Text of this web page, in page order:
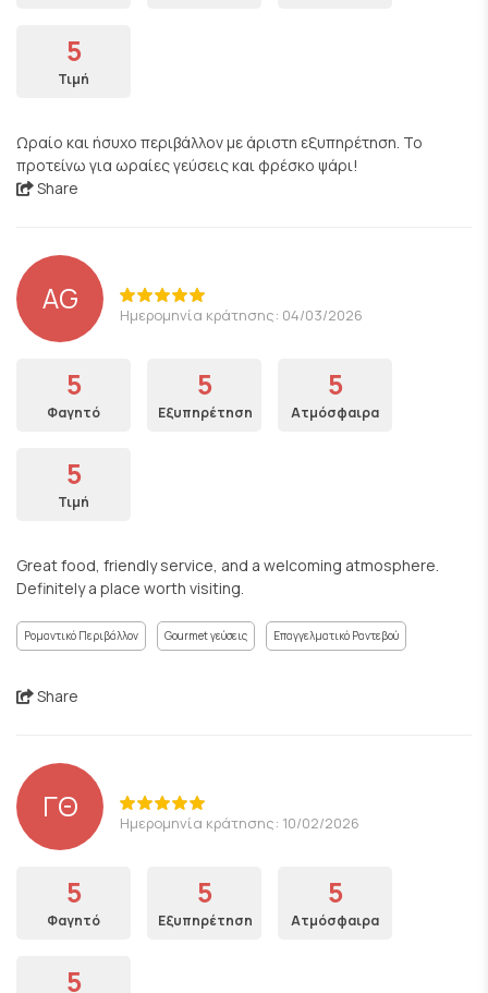
5
Τιμή
Ωραίο και ήσυχο περιβάλλον με άριστη εξυπηρέτηση. Το
προτείνω για ωραίες γεύσεις και φρέσκο ψάρι!
Share
AG Ημερομηνία κράτησης: 04/03/2026
5
Φαγητό
5
Εξυπηρέτηση
5
Ατμόσφαιρα
5
Τιμή
Great food, friendly service, and a welcoming atmosphere.
Definitely a place worth visiting.
Ρομαντικό Περιβάλλον Gourmet γεύσεις Επαγγελματικό Ραντεβού
Share
ΓΘ Ημερομηνία κράτησης: 10/02/2026
5
Φαγητό
5
Εξυπηρέτηση
5
Ατμόσφαιρα
5